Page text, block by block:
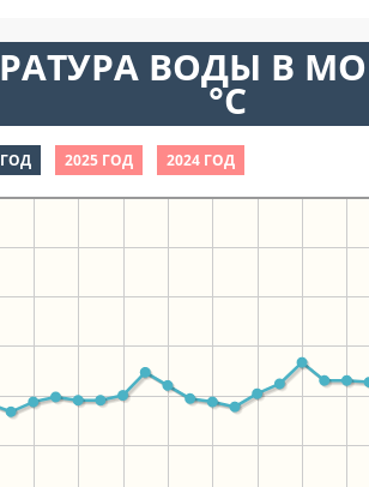
ВОДЫ В
°C
ГОД 2025 ГОД 2024 ГОД